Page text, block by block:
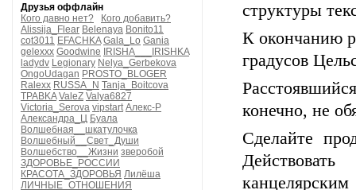
Друзья оффлайн
Кого давно нет?
Кого добавить?
Alissija_Flear Belenaya Bonito11
cot3011 EFACHKA Gala_Lo Gania
gelexxx Goodwine
IRISHA___IRISHKA
ladydv Legionary Nelya_Gerbekova
OngoUdagan PROSTO_BLOGER
Ralexx RUSSA_N Tanja_Boitcova
TPABKA ValeZ Valya6827
Victoria_Serova vipstart Алекс-Р
Александра_Ц Буала
Волшебная__шкатулочка
Волшебный__Свет_Души
Волшебство__Жизни зверобой
ЗДОРОВЬЕ_РОССИИ
КРАСОТА_ЗДОРОВЬЯ Лилёша
ЛИЧНЫЕ_ОТНОШЕНИЯ
структуры
К окончанию
градусов
конечно, не
Сделайте